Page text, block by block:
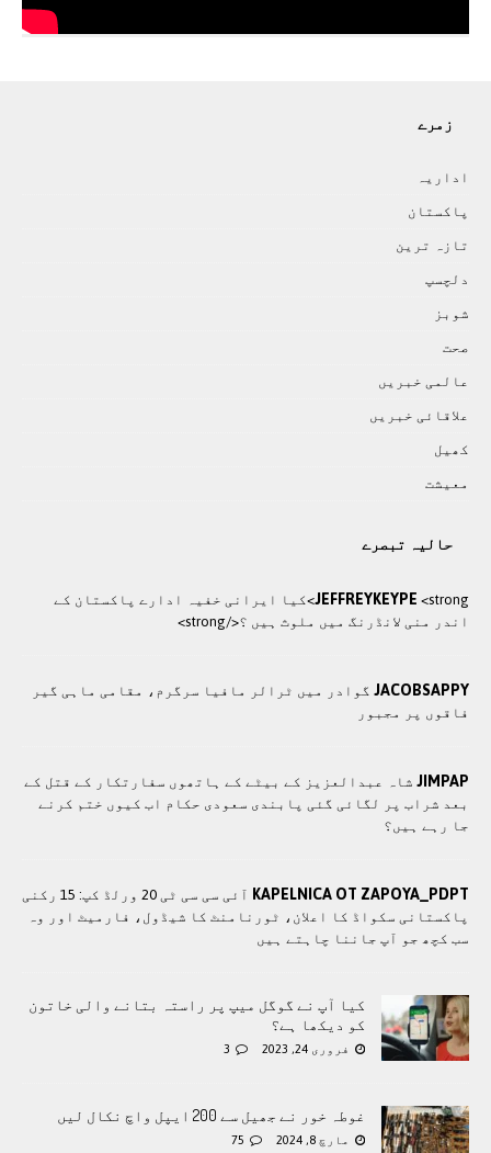
زمرے
اداريہ
پاکستان
تازہ ترين
دلچسپ
شوبز
صحت
عالمی خبريں
علاقائی خبريں
کھيل
معيشت
حالیہ تبصرے
JEFFREYKEYPE<strong>کيا ایرانی خفيہ ادارے پاکستان کے
اندر منی لانڈرنگ ميں ملوث ہيں ؟</strong>
JACOBSAPPY گوادر میں ٹرالر مافیا سرگرم، مقامی ماہی گیر
فاقوں پر مجبور
JIMPAP شاہ عبدالعزیز کے بیٹے کے ہاتھوں سفارتکار کے قتل کے
بعد شراب پر لگائی گئی پابندی سعودی حکام اب کیوں ختم کرنے
جا رہے ہیں؟
KAPELNICA OT ZAPOYA_PDPT
آئی سی سی ٹی 20 ورلڈ کپ: 15 رکنی
پاکستانی سکواڈ کا اعلان، ٹورنامنٹ کا شیڈول، فارمیٹ اور وہ
سب کچھ جو آپ جاننا چاہتے ہیں
کیا آپ نے گوگل میپ پر راستہ بتانے والی خاتون
کو دیکھا ہے؟
فروری 24, 2023 3
غوطہ خور نے جھیل سے 200 ایپل واچ نکال لیں
مارچ 8, 2024 75